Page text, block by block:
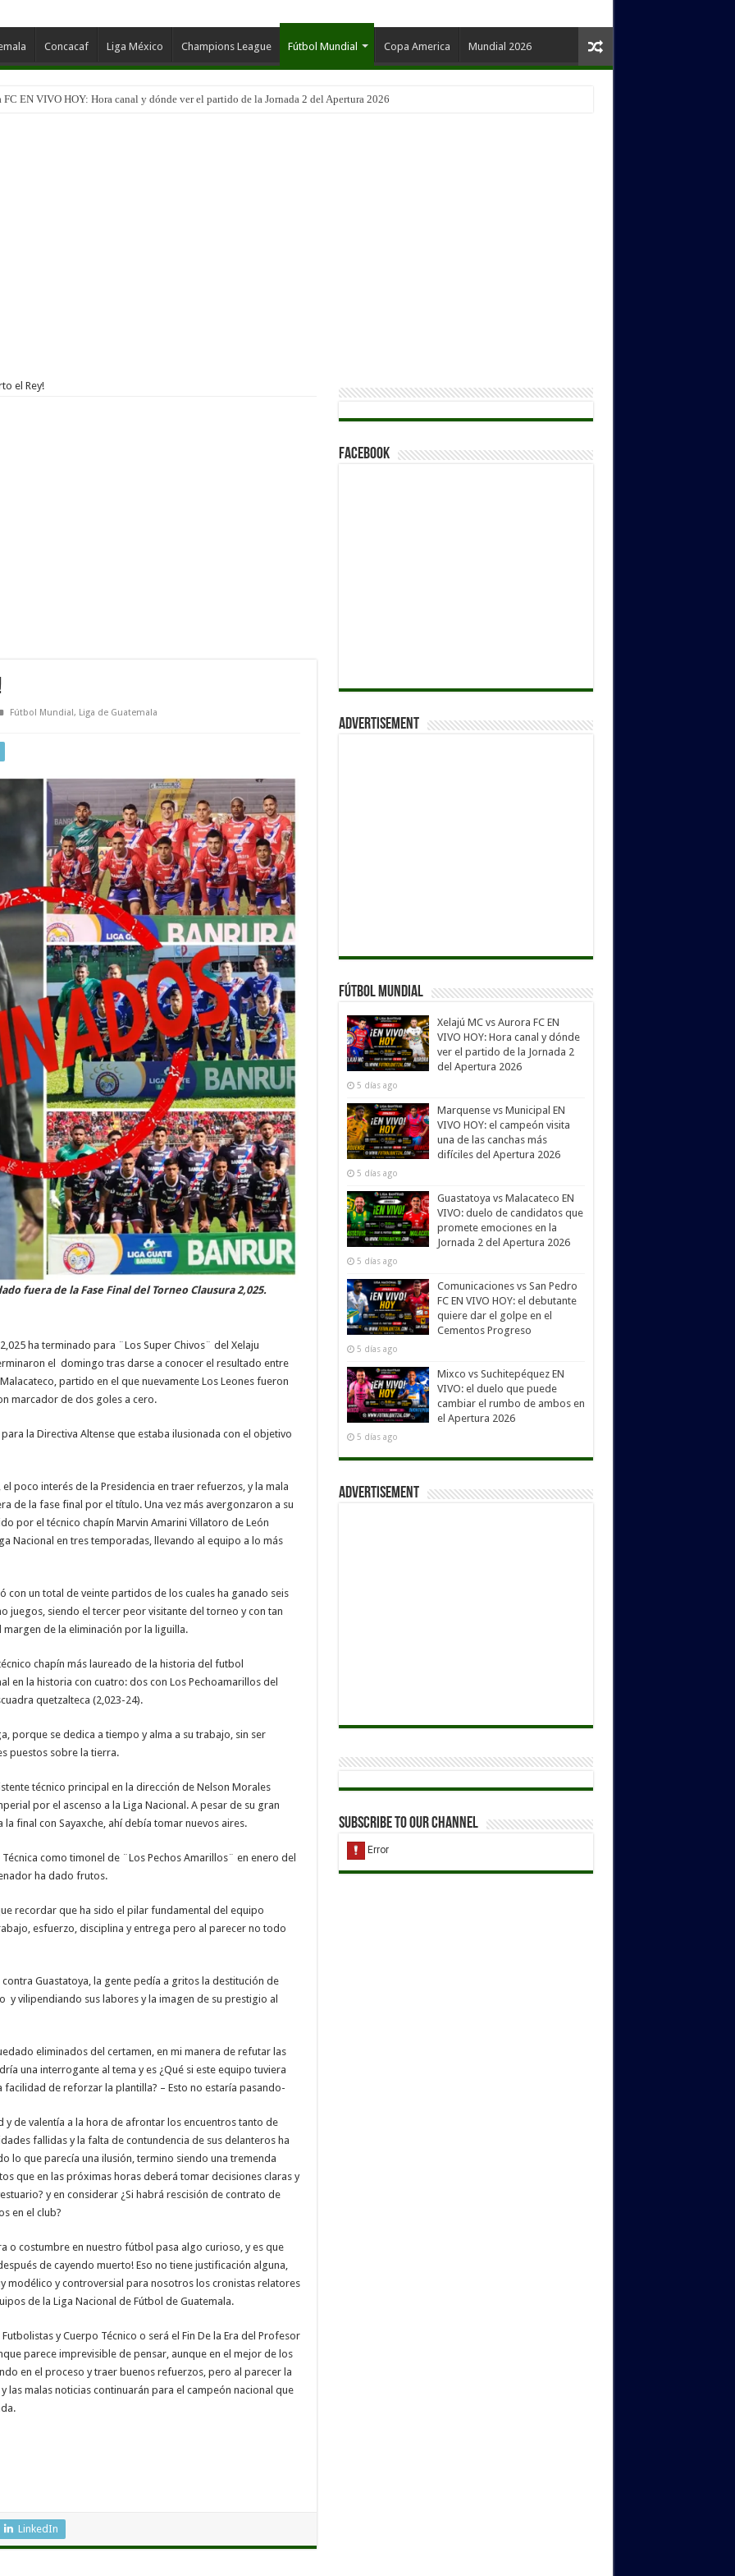
Concacaf Liga México Champions League Fútbol Mundial Copa America Mundial 2026
EN VIVO HOY: Hora canal y dónde ver el partido de la Jornada 2 del Apertura 2026
el Rey!
Fútbol Mundial, Liga de Guatemala
fuera de la Fase Final del Torneo Clausura 2,025.
ha terminado para ¨Los Super Chivos¨ del Xelaju
el domingo tras darse a conocer el resultado entre
partido en el que nuevamente Los Leones fueron
marcador de dos goles a cero.
la Directiva Altense que estaba ilusionada con el objetivo
poco interés de la Presidencia en traer refuerzos, y la mala
de la fase final por el título. Una vez más avergonzaron a su
por el técnico chapín Marvin Amarini Villatoro de León
Nacional en tres temporadas, llevando al equipo a lo más
con un total de veinte partidos de los cuales ha ganado seis
juegos, siendo el tercer peor visitante del torneo y con tan
de la eliminación por la liguilla.
chapín más laureado de la historia del futbol
en la historia con cuatro: dos con Los Pechoamarillos del
quetzalteca (2,023-24).
porque se dedica a tiempo y alma a su trabajo, sin ser
puestos sobre la tierra.
técnico principal en la dirección de Nelson Morales
por el ascenso a la Liga Nacional. A pesar de su gran
final con Sayaxche, ahí debía tomar nuevos aires.
como timonel de ¨Los Pechos Amarillos¨ en enero del
ha dado frutos.
recordar que ha sido el pilar fundamental del equipo
esfuerzo, disciplina y entrega pero al parecer no todo
Guastatoya, la gente pedía a gritos la destitución de
y vilipendiando sus labores y la imagen de su prestigio al
eliminados del certamen, en mi manera de refutar las
una interrogante al tema y es ¿Qué si este equipo tuviera
de reforzar la plantilla? – Esto no estaría pasando-
de valentía a la hora de afrontar los encuentros tanto de
fallidas y la falta de contundencia de sus delanteros ha
lo que parecía una ilusión, termino siendo una tremenda
que en las próximas horas deberá tomar decisiones claras y
y en considerar ¿Si habrá rescisión de contrato de
en el club?
o costumbre en nuestro fútbol pasa algo curioso, y es que
de cayendo muerto! Eso no tiene justificación alguna,
modélico y controversial para nosotros los cronistas relatores
de la Liga Nacional de Fútbol de Guatemala.
y Cuerpo Técnico o será el Fin De la Era del Profesor
parece imprevisible de pensar, aunque en el mejor de los
en el proceso y traer buenos refuerzos, pero al parecer la
las malas noticias continuarán para el campeón nacional que
LinkedIn
Facebook
Advertisement
Fútbol Mundial
Xelajú MC vs Aurora FC EN
VIVO HOY: Hora canal y dónde
ver el partido de la Jornada 2
del Apertura 2026
5 días ago
Marquense vs Municipal EN
VIVO HOY: el campeón visita
una de las canchas más
difíciles del Apertura 2026
5 días ago
Guastatoya vs Malacateco EN
VIVO: duelo de candidatos que
promete emociones en la
Jornada 2 del Apertura 2026
5 días ago
Comunicaciones vs San Pedro
FC EN VIVO HOY: el debutante
quiere dar el golpe en el
Cementos Progreso
5 días ago
Mixco vs Suchitepéquez EN
VIVO: el duelo que puede
cambiar el rumbo de ambos en
el Apertura 2026
5 días ago
Advertisement
Subscribe to our Channel